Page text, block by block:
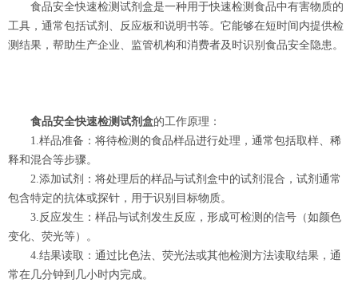
食品安全快速检测试剂盒是一种用于快速检测食品中有害物质的
工具，通常包括试剂、反应板和说明书等。它能够在短时间内提供检
测结果，帮助生产企业、监管机构和消费者及时识别食品安全隐患。
食品安全快速检测试剂盒的工作原理：
1.样品准备：将待检测的食品样品进行处理，通常包括取样、稀
释和混合等步骤。
2.添加试剂：将处理后的样品与试剂盒中的试剂混合，试剂通常
包含特定的抗体或探针，用于识别目标物质。
3.反应发生：样品与试剂发生反应，形成可检测的信号（如颜色
变化、荧光等）。
4.结果读取：通过比色法、荧光法或其他检测方法读取结果，通
常在几分钟到几小时内完成。